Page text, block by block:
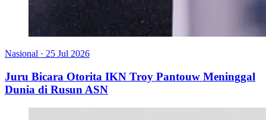
Nasional · 25 Jul 2026
Juru Bicara Otorita IKN Troy Pantouw Meninggal
Dunia di Rusun ASN